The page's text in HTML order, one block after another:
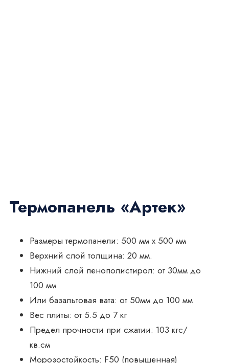
Термопанель «Артек»
Размеры термопанели: 500 мм x 500 мм
Верхний слой толщина: 20 мм.
Нижний слой пенополистирол: от 30мм до
100 мм
Или базальтовая вата: от 50мм до 100 мм
Вес плиты: от 5.5 до 7 кг
Предел прочности при сжатии: 103 кгс/
кв.см
Морозостойкость: F50 (повышенная)